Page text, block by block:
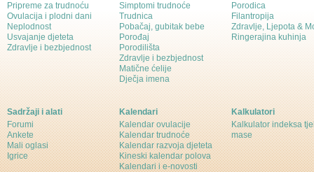
Pripreme za trudnoću
Ovulacija i plodni dani
Neplodnost
Usvajanje djeteta
Zdravlje i bezbjednost
Simptomi trudnoće
Trudnica
Pobačaj, gubitak bebe
Porođaj
Porodilišta
Zdravlje i bezbjednost
Matične ćelije
Dječja imena
Porodica
Filantropija
Zdravlje, Ljepota &
Ringerajina kuhinja
Sadržaji i alati
Forumi
Ankete
Mali oglasi
Igrice
Kalendari
Kalendar ovulacije
Kalendar trudnoće
Kalendar razvoja djeteta
Kineski kalendar polova
Kalendari i e-novosti
Kalkulatori
Kalkulator indeksa
mase